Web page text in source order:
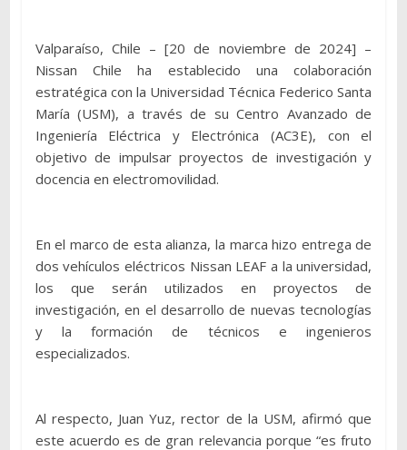
Valparaíso, Chile – [20 de noviembre de 2024] –
Nissan Chile ha establecido una colaboración
estratégica con la Universidad Técnica Federico Santa
María (USM), a través de su Centro Avanzado de
Ingeniería Eléctrica y Electrónica (AC3E), con el
objetivo de impulsar proyectos de investigación y
docencia en electromovilidad.
En el marco de esta alianza, la marca hizo entrega de
dos vehículos eléctricos Nissan LEAF a la universidad,
los que serán utilizados en proyectos de
investigación, en el desarrollo de nuevas tecnologías
y la formación de técnicos e ingenieros
especializados.
Al respecto, Juan Yuz, rector de la USM, afirmó que
este acuerdo es de gran relevancia porque “es fruto